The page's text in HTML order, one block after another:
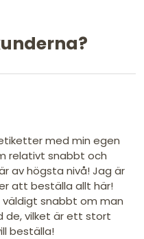
med min egen
relativt snabbt och
av högsta nivå! Jag är
att beställa allt här!
snabbt om man
de, vilket är ett stort
beställa!